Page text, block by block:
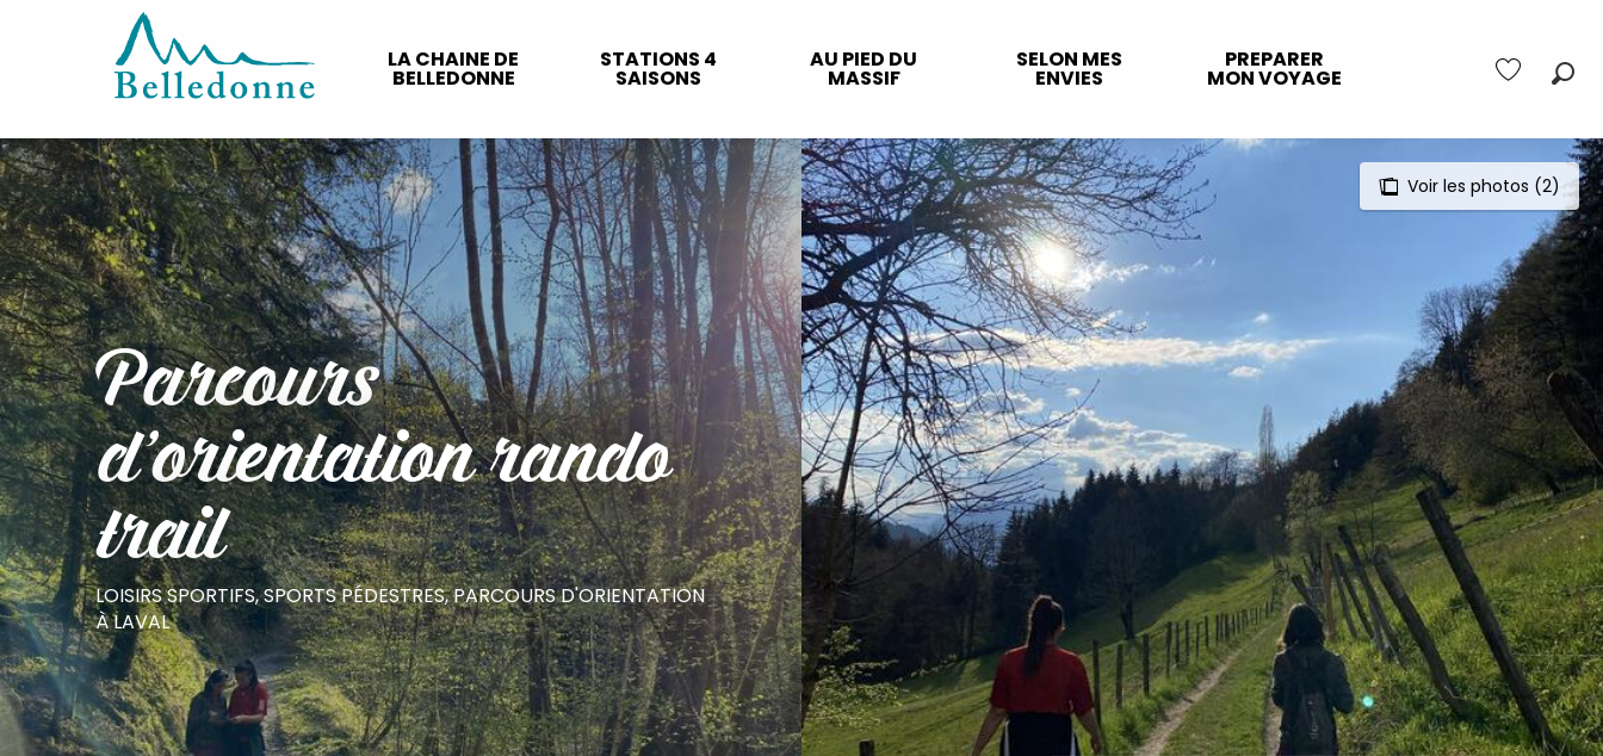
LA CHAINE DE
BELLEDONNE
STATIONS 4
SAISONS
AU PIED DU
MASSIF
SELON MES
ENVIES
PREPARER
MON VOYAGE
Voir les photos (2)
Parcours
d'orientation rando
trail
LOISIRS SPORTIFS,SPORTS PÉDESTRES,PARCOURS D'ORIENTATION
À LAVAL